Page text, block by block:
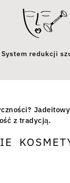
System redukcji
z tradycją.